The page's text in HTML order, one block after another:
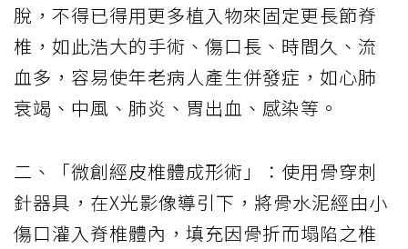
脫，不得已得用更多植入物來固定更長節脊
椎，如此浩大的手術、傷口長、時間久、流
血多，容易使年老病人產生併發症，如心肺
衰竭、中風、肺炎、胃出血、感染等。
二、「微創經皮椎體成形術」：使用骨穿刺
針器具，在X光影像導引下，將骨水泥經由小
傷口灌入脊椎體內，填充因骨折而塌陷之椎